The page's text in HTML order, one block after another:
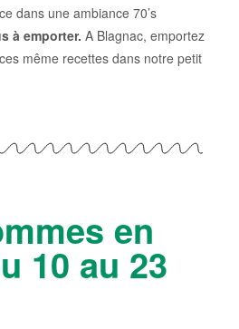
dans une ambiance 70’s
à emporter. A Blagnac, emportez
ces même recettes dans notre petit
en
10 au 23